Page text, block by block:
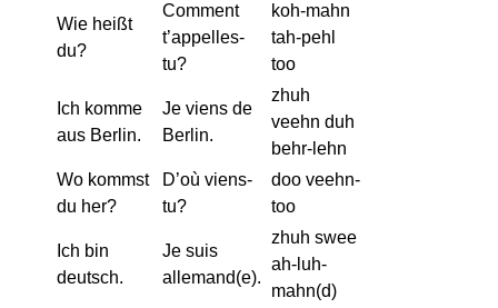
Wie heißt
du?
Comment
t’appelles-
tu?
koh-mahn
tah-pehl
too
Ich komme
aus Berlin.
Je viens de
Berlin.
zhuh
veehn duh
behr-lehn
Wo kommst
du her?
D’où viens-
tu?
doo veehn-
too
Ich bin
deutsch.
Je suis
allemand(e).
zhuh swee
ah-luh-
mahn(d)